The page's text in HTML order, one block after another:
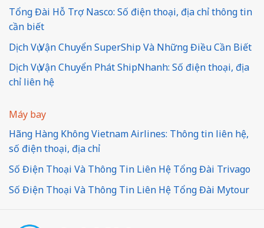
Tổng Đài Hỗ Trợ Nasco: Số điện thoại, địa chỉ thông tin
cần biết
Dịch Vụ Vận Chuyển SuperShip Và Những Điều Cần Biết
Dịch Vụ Vận Chuyển Phát ShipNhanh: Số điện thoại, địa
chỉ liên hệ
Máy bay
Hãng Hàng Không Vietnam Airlines: Thông tin liên hệ,
số điện thoại, địa chỉ
Số Điện Thoại Và Thông Tin Liên Hệ Tổng Đài Trivago
Số Điện Thoại Và Thông Tin Liên Hệ Tổng Đài Mytour